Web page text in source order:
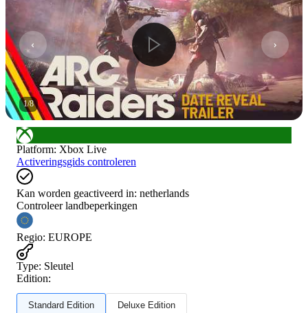
1/8
Platform: Xbox Live
Activeringsgids controleren
Kan worden geactiveerd in: netherlands
Controleer landbeperkingen
Regio: EUROPE
Type: Sleutel
Edition:
Standard Edition Deluxe Edition